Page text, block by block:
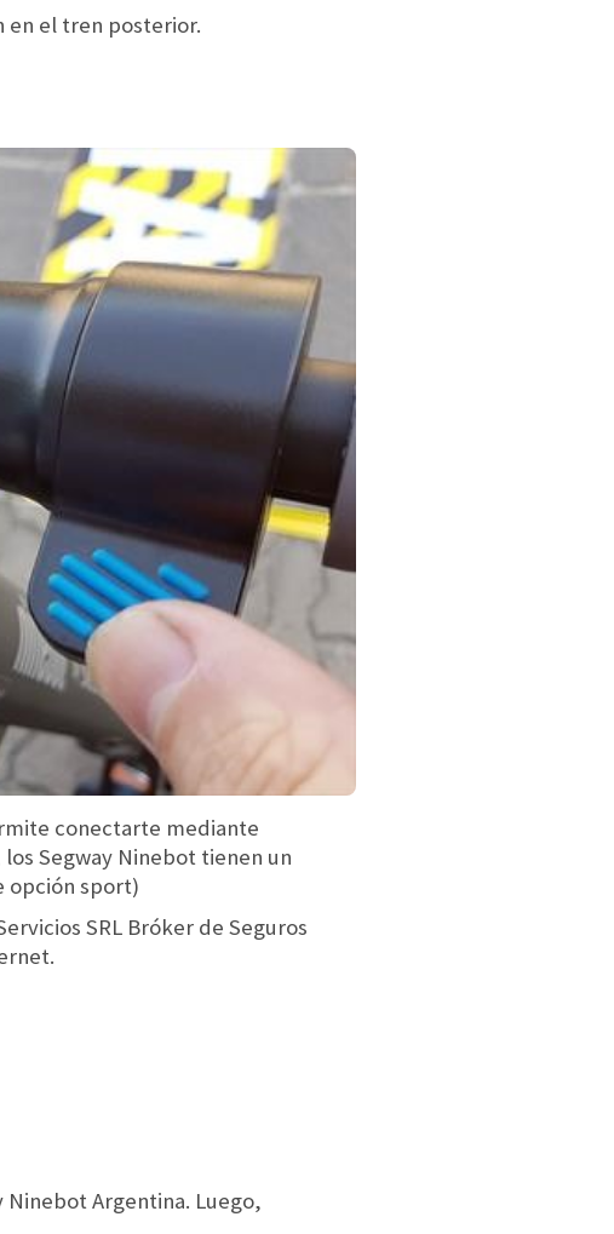
en el tren posterior.
conectarte mediante
Segway Ninebot tienen un
opción sport)
SRL Bróker de Seguros
Argentina. Luego,